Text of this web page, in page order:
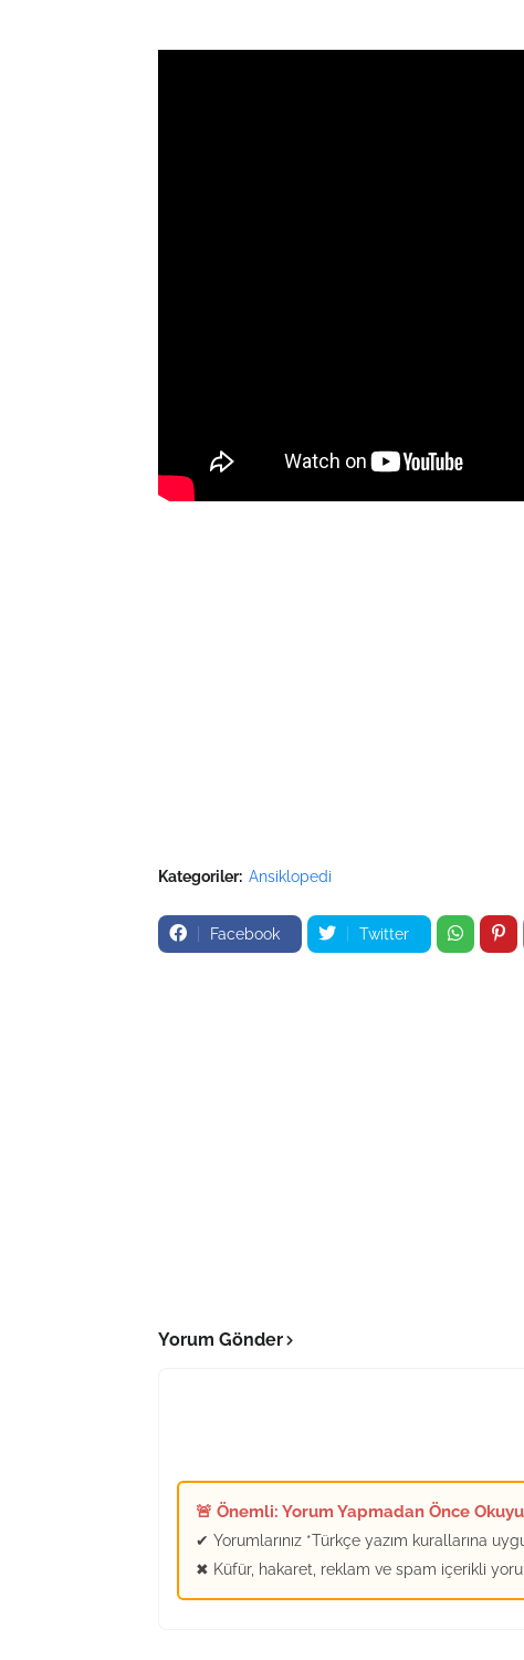
Kategoriler: Ansiklopedi
Facebook Twitter
Yorum Gönder
🚨 Önemli: Yorum Yapmadan Önce
✔ Yorumlarınız *Türkçe yazım kurallarına
✖ Küfür, hakaret, reklam ve spam içerikli